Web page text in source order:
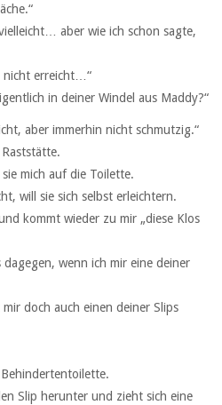
aber wie ich schon sagte,
nicht erreicht…“
in deiner Windel aus Maddy?“
aber immerhin nicht schmutzig.“
mich auf die Toilette.
will sie sich selbst erleichtern.
kommt wieder zu mir „diese Klos
wenn ich mir eine deiner
doch auch einen deiner Slips
Slip herunter und zieht sich eine